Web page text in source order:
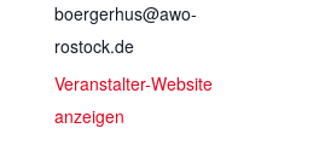
boergerhus@awo-
rostock.de
Veranstalter-Website
anzeigen